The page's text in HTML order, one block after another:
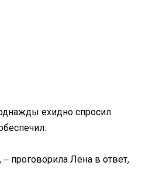
ехидно спросил
проговорила Лена в ответ,